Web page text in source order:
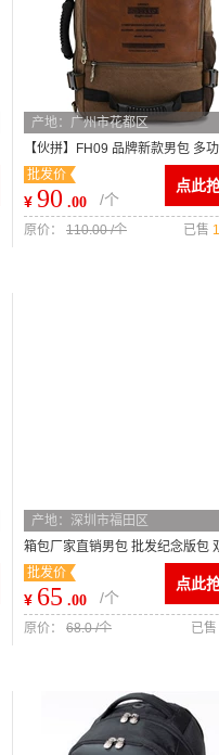
产地：广州市花都区
【伙拼】FH09 品牌新款男包 多
尚单肩包多用包帆布包
批发价
¥ 90 .00 /个
点此
已售
原价： 110.00 /个
产地：深圳市福田区
箱包厂家直销男包 批发纪念版包
书包
批发价
¥ 65 .00 /个
点此
已售
原价： 68.0 /个